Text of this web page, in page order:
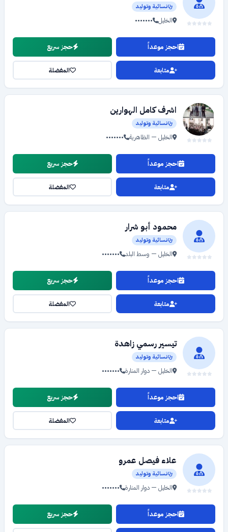
نسائية وتوليد
الخليل •••••••
احجز موعداً حجز سريع
متابعة المفضلة
اشرف كامل الهوارين
نسائية وتوليد
الخليل — الظاهرية •••••••
احجز موعداً حجز سريع
متابعة المفضلة
محمود أبو شرار
نسائية وتوليد
الخليل — وسط البلد •••••••
احجز موعداً حجز سريع
متابعة المفضلة
تيسير رسمي زاهدة
نسائية وتوليد
الخليل — دوار المنارة •••••••
احجز موعداً حجز سريع
متابعة المفضلة
علاء فيصل عمرو
نسائية وتوليد
الخليل — دوار المنارة •••••••
احجز موعداً حجز سريع